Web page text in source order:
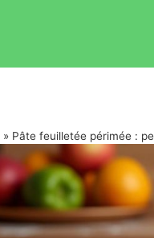
» Pâte feuilletée périmée :